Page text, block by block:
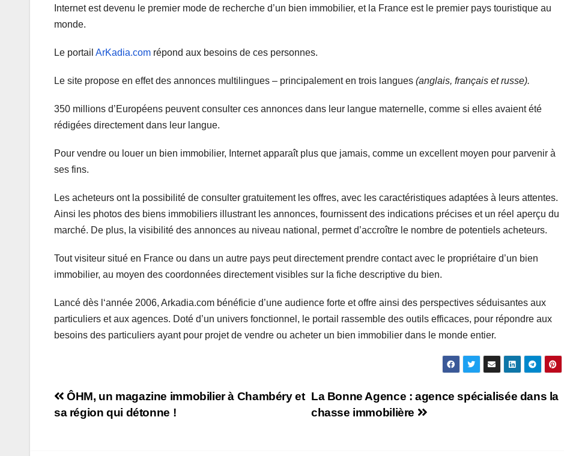
Internet est devenu le premier mode de recherche d’un bien immobilier, et la France est le premier pays touristique au
monde.
Le portail ArKadia.com répond aux besoins de ces personnes.
Le site propose en effet des annonces multilingues – principalement en trois langues (anglais, français et russe).
350 millions d’Européens peuvent consulter ces annonces dans leur langue maternelle, comme si elles avaient été
rédigées directement dans leur langue.
Pour vendre ou louer un bien immobilier, Internet apparaît plus que jamais, comme un excellent moyen pour parvenir à
ses fins.
Les acheteurs ont la possibilité de consulter gratuitement les offres, avec les caractéristiques adaptées à leurs attentes.
Ainsi les photos des biens immobiliers illustrant les annonces, fournissent des indications précises et un réel aperçu du
marché. De plus, la visibilité des annonces au niveau national, permet d’accroître le nombre de potentiels acheteurs.
Tout visiteur situé en France ou dans un autre pays peut directement prendre contact avec le propriétaire d’un bien
immobilier, au moyen des coordonnées directement visibles sur la fiche descriptive du bien.
Lancé dès l‘année 2006, Arkadia.com bénéficie d’une audience forte et offre ainsi des perspectives séduisantes aux
particuliers et aux agences. Doté d’un univers fonctionnel, le portail rassemble des outils efficaces, pour répondre aux
besoins des particuliers ayant pour projet de vendre ou acheter un bien immobilier dans le monde entier.
Navigation
La Bonne Agence : agence spécialisée dans la
chasse immobilière
ÔHM, un magazine immobilier à Chambéry et
sa région qui détonne !